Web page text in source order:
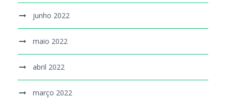
junho 2022
maio 2022
abril 2022
março 2022